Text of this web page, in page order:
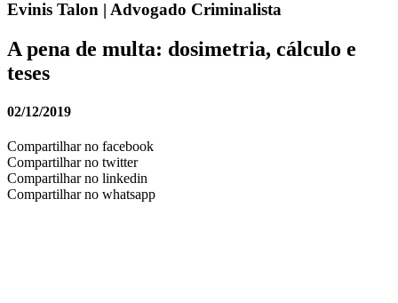
Evinis Talon | Advogado Criminalista
A pena de multa: dosimetria, cálculo e
teses
02/12/2019
Compartilhar no facebook
Compartilhar no twitter
Compartilhar no linkedin
Compartilhar no whatsapp